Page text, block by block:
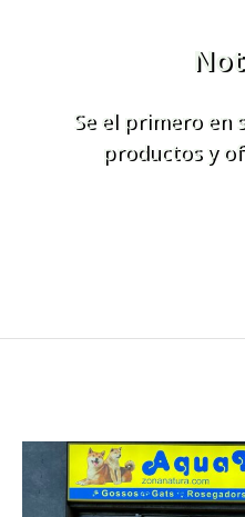
Se el primero en
productos y